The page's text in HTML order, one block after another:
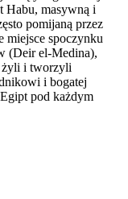
Habu, masywną i
pomijaną przez
spoczynku
(Deir el-Medina),
żyli i tworzyli
i bogatej
pod każdym